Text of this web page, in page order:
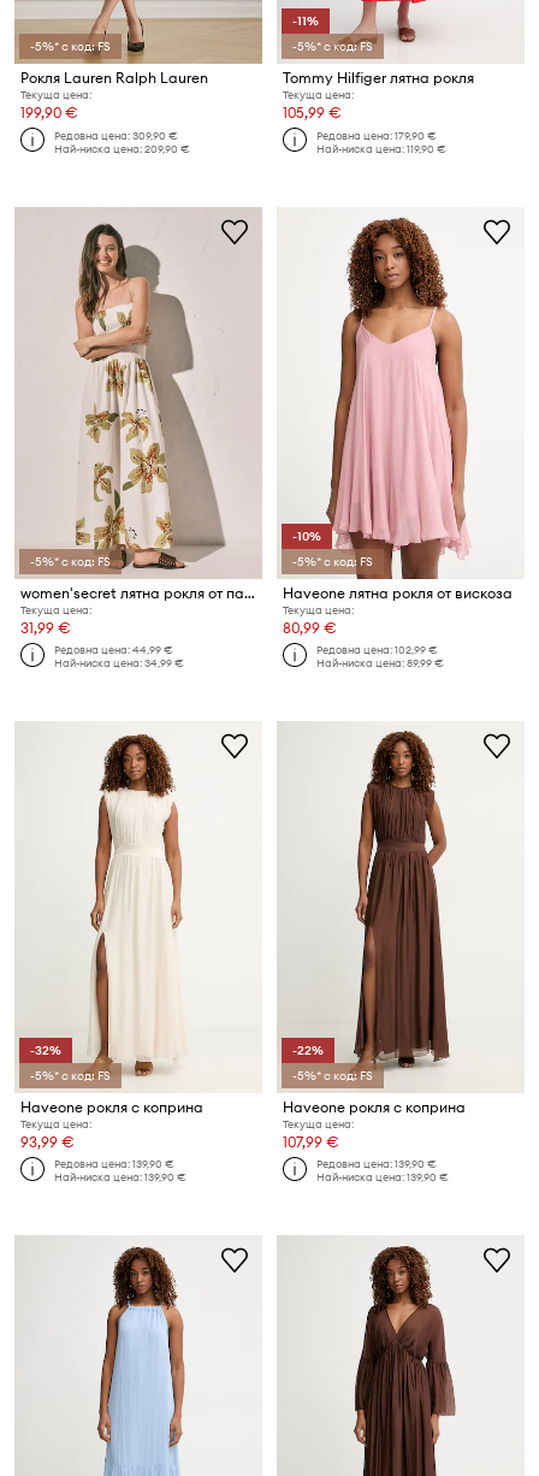
-5%* с код: FS
Рокля Lauren Ralph Lauren
Текуща цена:
199,90 €
Редовна цена:309,90 €
Най-ниска цена:209,90 €
-11%
-5%* с код: FS
Tommy Hilfiger лятна рокля
Текуща цена:
105,99 €
Редовна цена:179,90 €
Най-ниска цена:119,90 €
-5%* с код: FS
women'secret лятна рокля от памук с еластан
Текуща цена:
31,99 €
Редовна цена:44,99 €
Най-ниска цена:34,99 €
-10%
-5%* с код: FS
Haveone лятна рокля от вискоза
Текуща цена:
80,99 €
Редовна цена:102,99 €
Най-ниска цена:89,99 €
-32%
-5%* с код: FS
Haveone рокля с коприна
Текуща цена:
93,99 €
Редовна цена:139,90 €
Най-ниска цена:139,90 €
-22%
-5%* с код: FS
Haveone рокля с коприна
Текуща цена:
107,99 €
Редовна цена:139,90 €
Най-ниска цена:139,90 €